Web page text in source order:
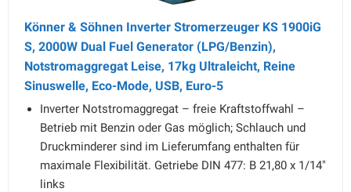
Könner & Söhnen Inverter Stromerzeuger KS 1900iG
S, 2000W Dual Fuel Generator (LPG/Benzin),
Notstromaggregat Leise, 17kg Ultraleicht, Reine
Sinuswelle, Eco-Mode, USB, Euro-5
Inverter Notstromaggregat – freie Kraftstoffwahl –
Betrieb mit Benzin oder Gas möglich; Schlauch und
Druckminderer sind im Lieferumfang enthalten für
maximale Flexibilität. Getriebe DIN 477: B 21,80 x 1/14"
links